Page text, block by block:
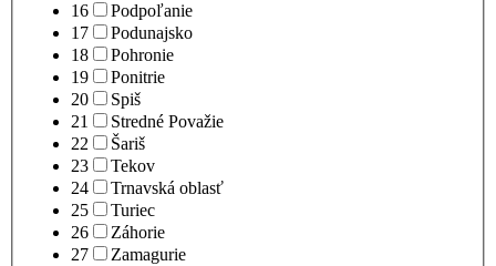
16
Podpoľanie
17
Podunajsko
18
Pohronie
19
Ponitrie
20
Spiš
21
Stredné Považie
22
Šariš
23
Tekov
24
Trnavská oblasť
25
Turiec
26
Záhorie
27
Zamagurie